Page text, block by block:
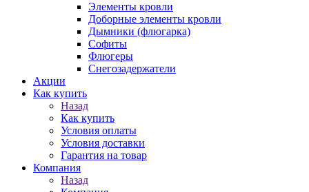
Элементы кровли
Доборные элементы кровли
Дымники (флюгарка)
Софиты
Флюгеры
Снегозадержатели
Акции
Как купить
Назад
Как купить
Условия оплаты
Условия доставки
Гарантия на товар
Компания
Назад